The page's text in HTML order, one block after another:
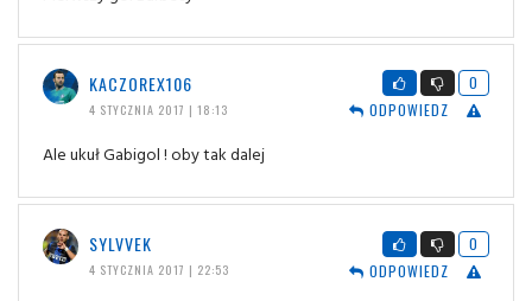
KACZOREX106
4 STYCZNIA 2017 | 18:13
0
ODPOWIEDZ
Ale ukuł Gabigol ! oby tak dalej
SYLVVEK
4 STYCZNIA 2017 | 22:53
0
ODPOWIEDZ